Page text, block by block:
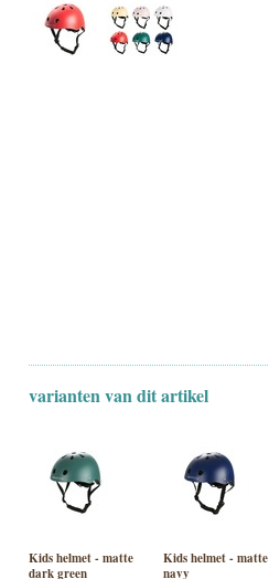
varianten van dit artikel
Kids helmet - matte
dark green
Kids helmet - matte
navy